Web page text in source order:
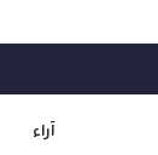
آراء